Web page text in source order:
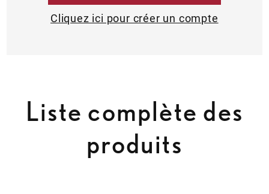
Cliquez ici pour créer un compte
Liste complète des
produits